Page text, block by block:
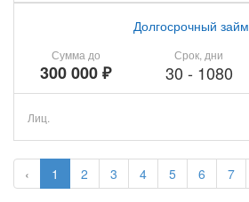
‹ 1 2 3 4 5 6 7
Сумма до
300 000 ₽
Долгосрочный займ
Срок, дни
30 - 1080
Лиц.